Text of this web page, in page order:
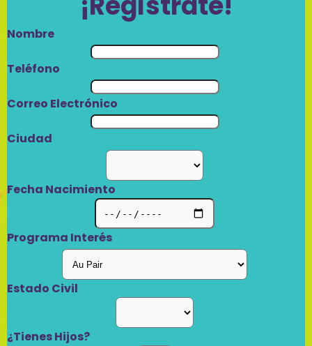
Nombre
Teléfono
Correo Electrónico
Ciudad
Fecha Nacimiento
Programa Interés
Estado Civil
¿Tienes Hijos?